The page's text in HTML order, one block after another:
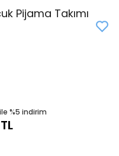
Pijama Takımı
%5 indirim